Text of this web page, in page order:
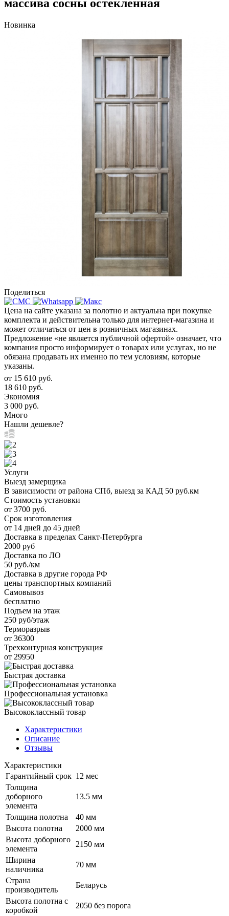
массива сосны остекленная
Новинка
Поделиться
Цена на сайте указана за полотно и актуальна при покупке
комплекта и действительна только для интернет-магазина и
может отличаться от цен в розничных магазинах.
Предложение «не является публичной офертой» означает, что
компания просто информирует о товарах или услугах, но не
обязана продавать их именно по тем условиям, которые
указаны.
от 15 610 руб.
18 610 руб.
Экономия
3 000 руб.
Много
Нашли дешевле?
Услуги
Выезд замерщика
В зависимости от района СПб, выезд за КАД 50 руб.км
Стоимость установки
от 3700 руб.
Срок изготовления
от 14 дней до 45 дней
Доставка в пределах Санкт-Петербурга
2000 руб
Доставка по ЛО
50 руб./км
Доставка в другие города РФ
цены транспортных компаний
Самовывоз
бесплатно
Подъем на этаж
250 руб/этаж
Терморазрыв
от 36300
Трехконтурная конструкция
от 29950
Быстрая доставка
Профессиональная установка
Высококлассный товар
Характеристики
Описание
Отзывы
Характеристики
Гарантийный срок 12 мес
Толщина
доборного
элемента
13.5 мм
Толщина полотна
40 мм
Высота полотна
2000 мм
Высота доборного
элемента
2150 мм
Ширина
наличника
70 мм
Страна
производитель
Беларусь
Высота полотна с
коробкой
2050 без порога